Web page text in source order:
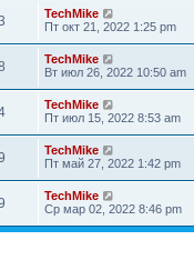
TechMike
Пт окт 21, 2022 1:25 pm
TechMike
Вт июл 26, 2022 10:50 am
TechMike
Пт июл 15, 2022 8:53 am
TechMike
Пт май 27, 2022 1:42 pm
TechMike
Ср мар 02, 2022 8:46 pm